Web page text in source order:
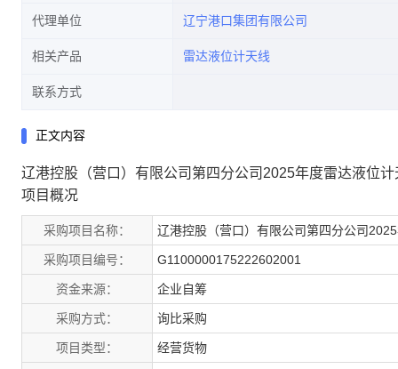
代理单位 辽宁港口集团有限公司
相关产品 雷达液位计天线
联系方式
正文内容
辽港控股（营口）有限公司第四分公司2025年度雷达液位
项目概况
采购项目名称： 辽港控股（营口）有限公司第四分公司
采购项目编号： G1100000175222602001
资金来源： 企业自筹
采购方式： 询比采购
项目类型： 经营货物